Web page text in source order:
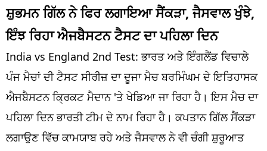
ਕਰਿਅਰ
ਦੇਸ਼
ਲਾਈਫ ਸਟਾਈਲ
ਪੰਜਾਬ
ਸ਼ੁਭਮਨ ਗਿੱਲ ਨੇ ਫਿਰ ਲਗਾਇਆ ਸੈਂਕੜਾ, ਜੈਸਵਾਲ ਖੁੰਝੇ,
ਇੰਝ ਰਿਹਾ ਐਜਬੈਸਟਨ ਟੈਸਟ ਦਾ ਪਹਿਲਾ ਦਿਨ
India vs England 2nd Test: ਭਾਰਤ ਅਤੇ ਇੰਗਲੈਂਡ ਵਿਚਾਲੇ
ਪੰਜ ਮੈਚਾਂ ਦੀ ਟੈਸਟ ਸੀਰੀਜ਼ ਦਾ ਦੂਜਾ ਮੈਚ ਬਰਮਿੰਘਮ ਦੇ ਇਤਿਹਾਸਕ
ਐਜਬੈਸਟਨ ਕ੍ਰਿਕਟ ਮੈਦਾਨ 'ਤੇ ਖੇਡਿਆ ਜਾ ਰਿਹਾ ਹੈ। ਇਸ ਮੈਚ ਦਾ
ਪਹਿਲਾ ਦਿਨ ਭਾਰਤੀ ਟੀਮ ਦੇ ਨਾਮ ਰਿਹਾ ਹੈ। ਕਪਤਾਨ ਗਿੱਲ ਸੈਂਕੜਾ
ਲਗਾਉਣ ਵਿੱਚ ਕਾਮਯਾਬ ਰਹੇ ਅਤੇ ਜੈਸਵਾਲ ਨੇ ਵੀ ਚੰਗੀ ਸ਼ੁਰੂਆਤ